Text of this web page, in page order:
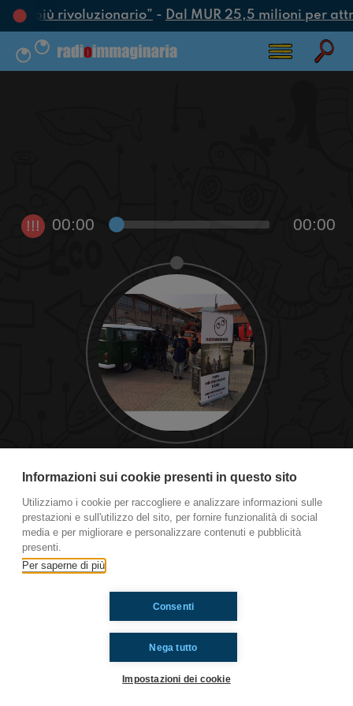
più rivoluzionario”- Dal MUR 25,5 milioni per
!!! 00:00 00:00
#RCity Maccio Capatonda
Ti è piaciuto? Condividilo!
Informazioni sui cookie presenti in questo sito
Utilizziamo i cookie per raccogliere e analizzare informazioni sulle
prestazioni e sull'utilizzo del sito, per fornire funzionalità di social
media e per migliorare e personalizzare contenuti e pubblicità
presenti.
Per saperne di più
Nega tutto
Consenti
Impostazioni dei cookie